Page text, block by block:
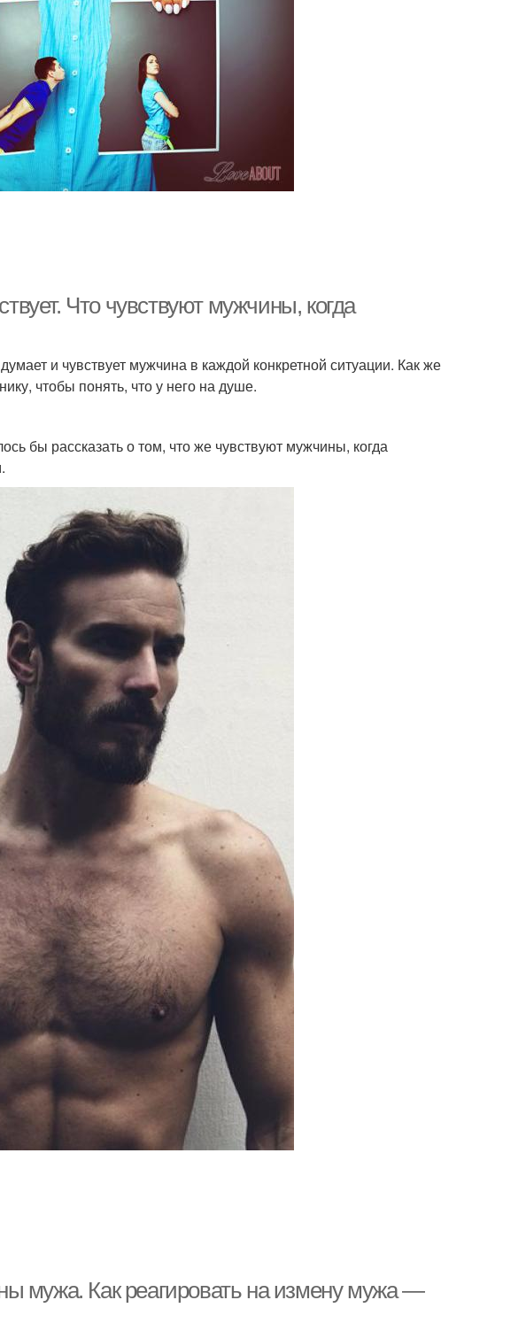
Что чувствуют мужчины, когда
и чувствует мужчина в каждой конкретной ситуации. Как же
чтобы понять, что у него на душе.
бы рассказать о том, что же чувствуют мужчины, когда
мужа. Как реагировать на измену мужа —